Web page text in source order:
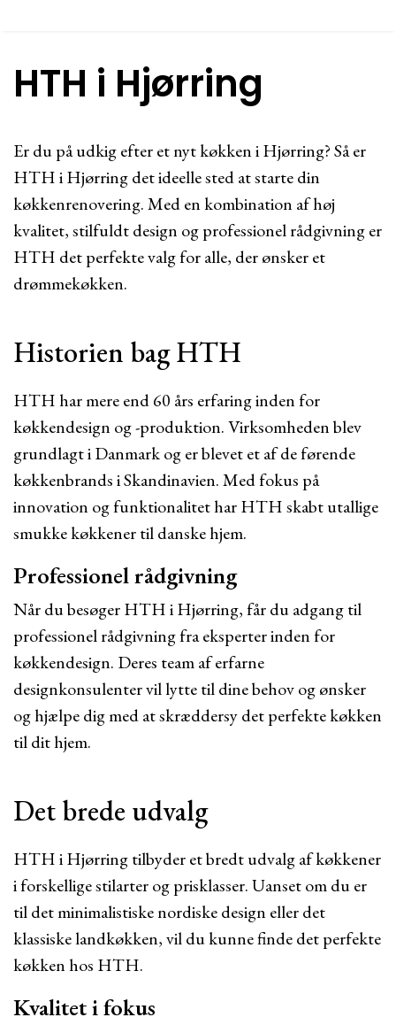
HTH i Hjørring
Er du på udkig efter et nyt køkken i Hjørring? Så er
HTH i Hjørring det ideelle sted at starte din
køkkenrenovering. Med en kombination af høj
kvalitet, stilfuldt design og professionel rådgivning er
HTH det perfekte valg for alle, der ønsker et
drømmekøkken.
Historien bag HTH
HTH har mere end 60 års erfaring inden for
køkkendesign og -produktion. Virksomheden blev
grundlagt i Danmark og er blevet et af de førende
køkkenbrands i Skandinavien. Med fokus på
innovation og funktionalitet har HTH skabt utallige
smukke køkkener til danske hjem.
Professionel rådgivning
Når du besøger HTH i Hjørring, får du adgang til
professionel rådgivning fra eksperter inden for
køkkendesign. Deres team af erfarne
designkonsulenter vil lytte til dine behov og ønsker
og hjælpe dig med at skræddersy det perfekte køkken
til dit hjem.
Det brede udvalg
HTH i Hjørring tilbyder et bredt udvalg af køkkener
i forskellige stilarter og prisklasser. Uanset om du er
til det minimalistiske nordiske design eller det
klassiske landkøkken, vil du kunne finde det perfekte
køkken hos HTH.
Kvalitet i fokus